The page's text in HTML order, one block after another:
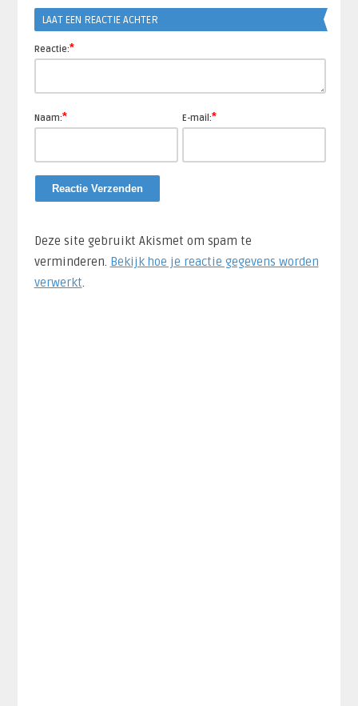
LAAT EEN REACTIE ACHTER
Reactie:*
Naam:* E-mail:*
Deze site gebruikt Akismet om spam te
verminderen. Bekijk hoe je reactie gegevens worden
verwerkt.